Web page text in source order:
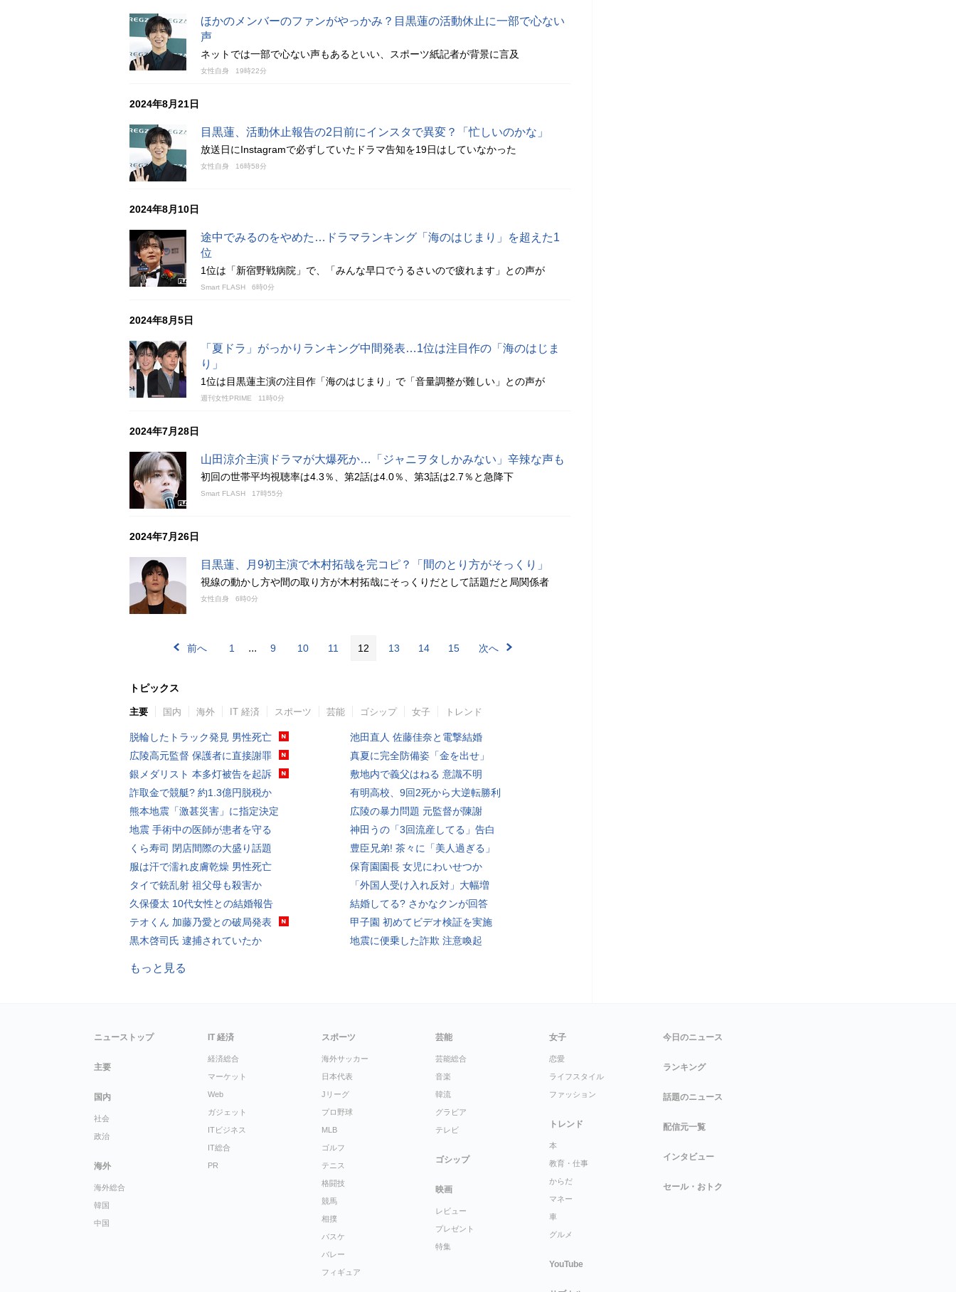
ほかのメンバーのファンがやっかみ？目黒蓮の活動休止に一部で心ない
声
ネットでは一部で心ない声もあるといい、スポーツ紙記者が背景に言及
女性自身 19時22分
2024年8月21日
目黒蓮、活動休止報告の2日前にインスタで異変？「忙しいのかな」
放送日にInstagramで必ずしていたドラマ告知を19日はしていなかった
女性自身 16時58分
2024年8月10日
途中でみるのをやめた…ドラマランキング「海のはじまり」を超えた1
位
1位は「新宿野戦病院」で、「みんな早口でうるさいので疲れます」との声が
Smart FLASH 6時0分
2024年8月5日
「夏ドラ」がっかりランキング中間発表…1位は注目作の「海のはじま
り」
1位は目黒蓮主演の注目作「海のはじまり」で「音量調整が難しい」との声が
週刊女性PRIME 11時0分
2024年7月28日
山田涼介主演ドラマが大爆死か…「ジャニヲタしかみない」辛辣な声も
初回の世帯平均視聴率は4.3％、第2話は4.0％、第3話は2.7％と急降下
Smart FLASH 17時55分
2024年7月26日
目黒蓮、月9初主演で木村拓哉を完コピ？「間のとり方がそっくり」
視線の動かし方や間の取り方が木村拓哉にそっくりだとして話題だと局関係者
女性自身 6時0分
前へ 1 ... 9 10 11 12 13 14 15 次へ
トピックス
主要 国内 海外 IT 経済 スポーツ 芸能 ゴシップ 女子 トレンド
脱輪したトラック発見 男性死亡
広陵高元監督 保護者に直接謝罪
銀メダリスト 本多灯被告を起訴
詐取金で競艇? 約1.3億円脱税か
熊本地震「激甚災害」に指定決定
地震 手術中の医師が患者を守る
くら寿司 閉店間際の大盛り話題
服は汗で濡れ皮膚乾燥 男性死亡
タイで銃乱射 祖父母も殺害か
久保優太 10代女性との結婚報告
テオくん 加藤乃愛との破局発表
黒木啓司氏 逮捕されていたか
池田直人 佐藤佳奈と電撃結婚
真夏に完全防備姿「金を出せ」
敷地内で義父はねる 意識不明
有明高校、9回2死から大逆転勝利
広陵の暴力問題 元監督が陳謝
神田うの「3回流産してる」告白
豊臣兄弟! 茶々に「美人過ぎる」
保育園園長 女児にわいせつか
「外国人受け入れ反対」大幅増
結婚してる? さかなクンが回答
甲子園 初めてビデオ検証を実施
地震に便乗した詐欺 注意喚起
もっと見る
ニューストップ
主要
国内
社会
政治
海外
海外総合
韓国
中国
IT 経済
経済総合
マーケット
Web
ガジェット
ITビジネス
IT総合
PR
スポーツ
海外サッカー
日本代表
Jリーグ
プロ野球
MLB
ゴルフ
テニス
格闘技
競馬
相撲
バスケ
バレー
フィギュア
芸能
芸能総合
音楽
韓流
グラビア
テレビ
ゴシップ
映画
レビュー
プレゼント
特集
女子
恋愛
ライフスタイル
ファッション
トレンド
本
教育・仕事
からだ
マネー
車
グルメ
YouTube
今日のニュース
ランキング
話題のニュース
配信元一覧
インタビュー
セール・おトク